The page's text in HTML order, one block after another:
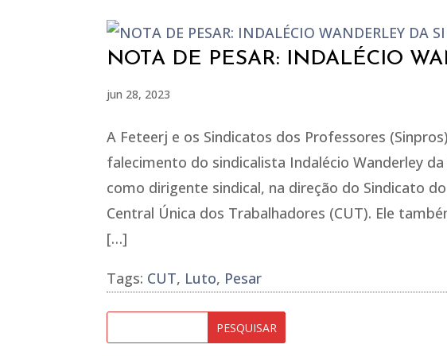
NOTA DE PESAR: INDALÉCIO
jun 28, 2023
A Feteerj e os Sindicatos dos Professores
falecimento do sindicalista Indalécio Wanderley
como dirigente sindical, na direção do Sindicato
Central Única dos Trabalhadores (CUT). Ele
[…]
Tags: CUT, Luto, Pesar